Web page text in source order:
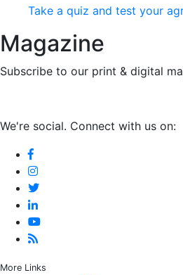
Take a quiz and test your
Magazine
Subscribe to our print & digital
We're social. Connect with us on:
More Links